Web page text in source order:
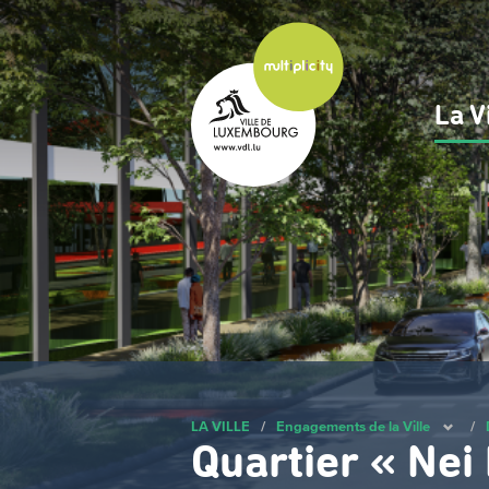
Passer
au
contenu
principal
La
LA VILLE / Engagements de la Ville /
Quartier «